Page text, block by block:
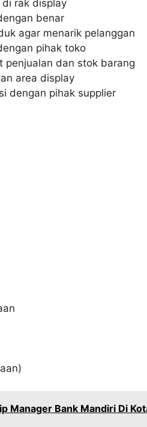
rak display
benar
agar menarik pelanggan
pihak toko
penjualan dan stok barang
area display
dengan pihak supplier
Manager Bank Mandiri Di